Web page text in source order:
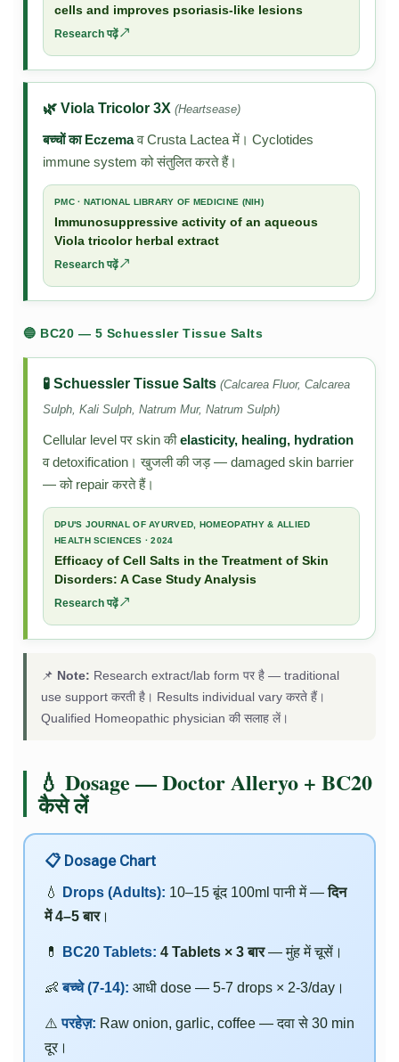
cells and improves psoriasis-like lesions
Research पढ़ें ↗
🌿 Viola Tricolor 3X (Heartsease)
बच्चों का Eczemaव Crusta Lactea में। Cyclotides
immune system को संतुलित करते हैं।
PMC · NATIONAL LIBRARY OF MEDICINE (NIH)
Immunosuppressive activity of an aqueous
Viola tricolor herbal extract
Research पढ़ें ↗
🔵 BC20 — 5 Schuessler Tissue Salts
🧪 Schuessler Tissue Salts (Calcarea Fluor, Calcarea
Sulph, Kali Sulph, Natrum Mur, Natrum Sulph)
Cellular level पर skin कीelasticity, healing, hydration
व detoxification। खुजली की जड़ — damaged skin barrier
— को repair करते हैं।
DPU'S JOURNAL OF AYURVED, HOMEOPATHY & ALLIED
HEALTH SCIENCES · 2024
Efficacy of Cell Salts in the Treatment of Skin
Disorders: A Case Study Analysis
Research पढ़ें ↗
📌 Note: Research extract/lab form पर है — traditional
use support करती है। Results individual vary करते हैं।
Qualified Homeopathic physician की सलाह लें।
💧 Dosage — Doctor Alleryo + BC20
कैसे लें
📋 Dosage Chart
💧 Drops (Adults): 10–15 बूंद 100ml पानी में —दिन
में 4–5 बार।
💊 BC20 Tablets: 4 Tablets × 3 बार— मुंह में चूसें।
👶बच्चे (7-14): आधी dose — 5-7 drops × 2-3/day।
⚠️परहेज़: Raw onion, garlic, coffee — दवा से 30 min
दूर।